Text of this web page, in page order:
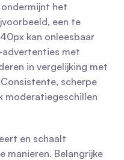
het
een te
kan onleesbaar
met
in vergelijking met
scherpe
moderatiegeschillen
en schaalt
manieren. Belangrijke